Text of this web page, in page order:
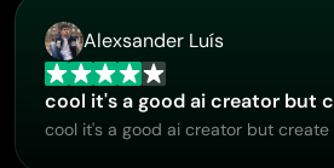
Alexsander Luís
cool it's a good ai creator but
cool it's a good ai creator but create